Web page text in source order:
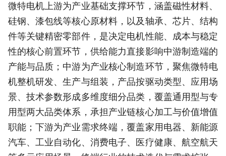
微特电机上游为产业基础支撑环节，涵盖磁性材料、
硅钢、漆包线等核心原材料，以及轴承、芯片、结构
件等关键精密零部件，是决定电机性能、成本与稳定
性的核心前置环节，供给能力直接影响中游制造端的
产能与品质；中游为产业核心制造环节，聚焦微特电
机整机研发、生产与组装，产品按驱动类型、应用场
景、技术参数形成多维度细分品类，覆盖通用型与专
用型两大品类体系，承担产业链核心加工与价值增值
职能；下游为产业需求终端，覆盖家用电器、新能源
汽车、工业自动化、消费电子、医疗健康、航空航天